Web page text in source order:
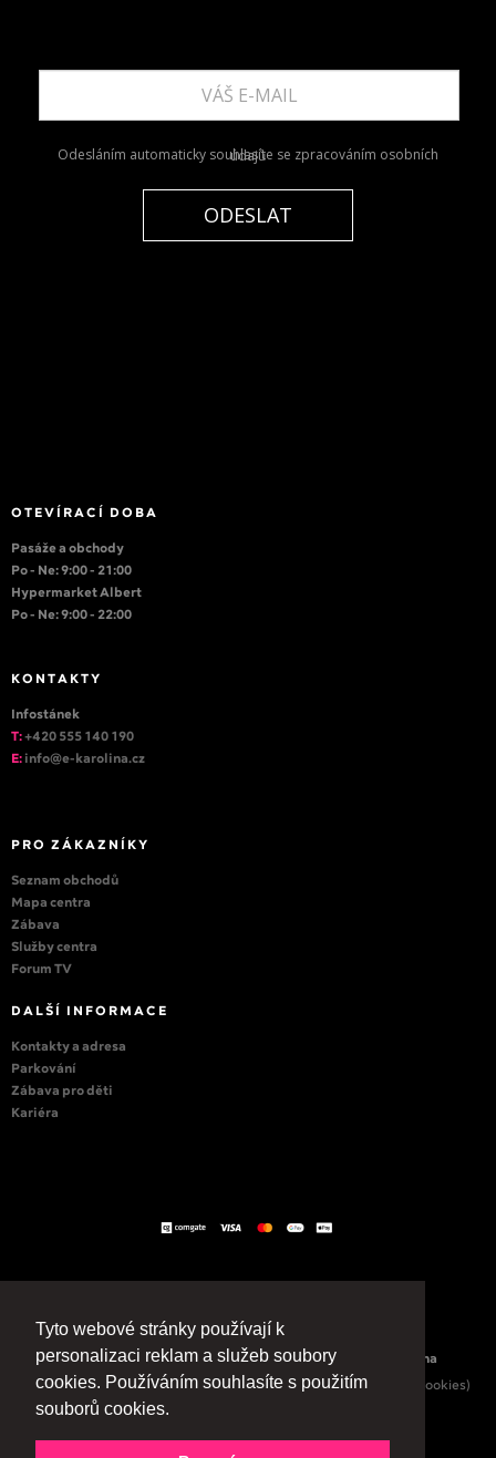
Tyto webové stránky používají k
personalizaci reklam a služeb soubory
cookies. Používáním souhlasíte s použitím
souborů cookies.
Odesláním automaticky souhlasíte
se zpracováním osobních údajů
ODESLAT
OTEVÍRACÍ DOBA
Pasáže a obchody
Po - Ne: 9:00 - 21:00
Hypermarket Albert
Po - Ne: 9:00 - 22:00
KONTAKTY
Infostánek
T:+420 555 140 190
E: info@e-karolina.cz
PRO ZÁKAZNÍKY
Seznam obchodů
Mapa centra
Zábava
Služby centra
Forum TV
DALŠÍ INFORMACE
Kontakty a adresa
Parkování
Zábava pro děti
Kariéra
Copyright © Forum Nová Karolina Všechna práva vyhrazena
Obchodní podmínky|Prohlášení o ochraně soukromí (GDPR a Cookies)